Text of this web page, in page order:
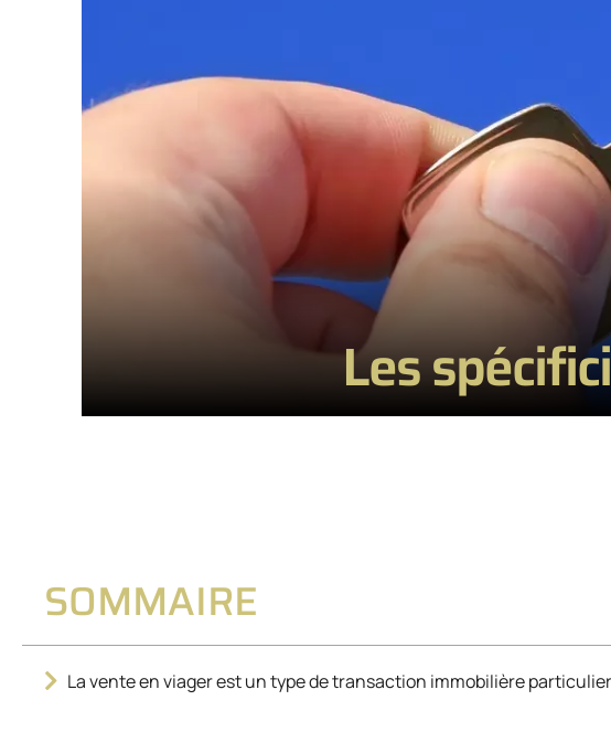
Les
SOMMAIRE
La vente en viager est un type de transaction immobilière